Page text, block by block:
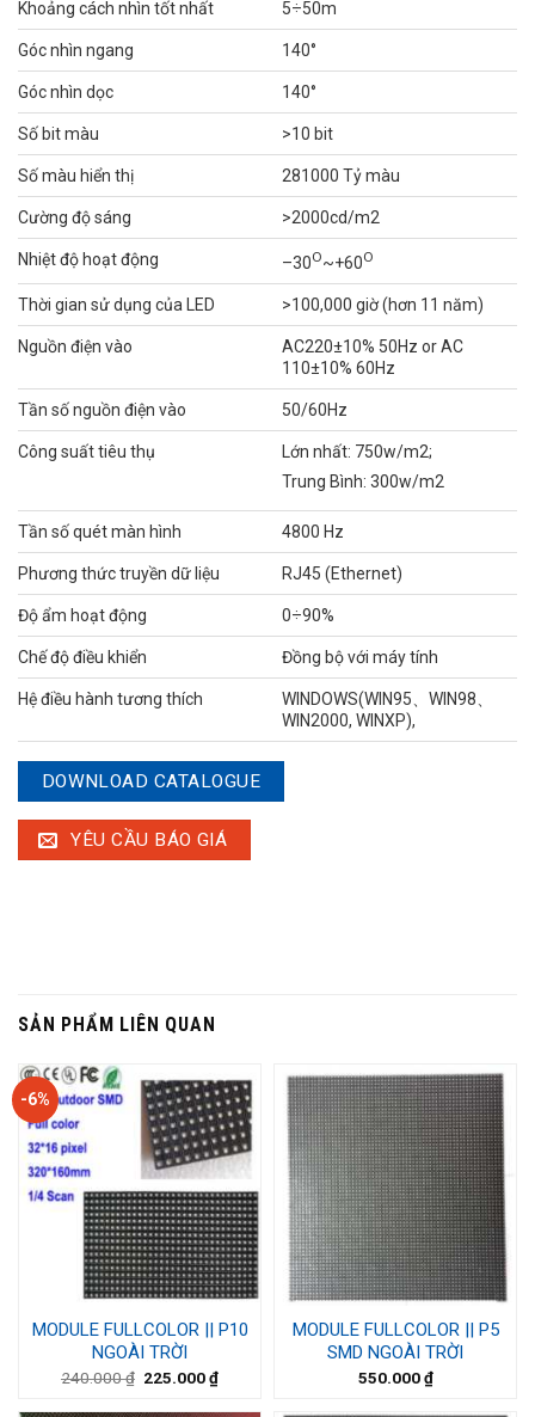
Khoảng cách nhìn tốt nhất 5÷50m
Góc nhìn ngang 140°
Góc nhìn dọc 140°
Số bit màu >10 bit
Số màu hiển thị 281000 Tỷ màu
Cường độ sáng >2000cd/m2
Nhiệt độ hoạt động –30O~+60O
Thời gian sử dụng của LED >100,000 giờ (hơn 11 năm)
Nguồn điện vào
AC220±10% 50Hz or AC
110±10% 60Hz
Tần số nguồn điện vào 50/60Hz
Công suất tiêu thụ
Lớn nhất: 750w/m2;
Trung Bình: 300w/m2
Tần số quét màn hình 4800 Hz
Phương thức truyền dữ liệu RJ45 (Ethernet)
Độ ẩm hoạt động 0÷90%
Chế độ điều khiển Đồng bộ với máy tính
Hệ điều hành tương thích
WINDOWS(WIN95、WIN98、
WIN2000, WINXP),
DOWNLOAD CATALOGUE
YÊU CẦU BÁO GIÁ
SẢN PHẨM LIÊN QUAN
-6%
MODULE FULLCOLOR || P10
NGOÀI TRỜI
240.000₫ 225.000₫
MODULE FULLCOLOR || P5
SMD NGOÀI TRỜI
550.000₫